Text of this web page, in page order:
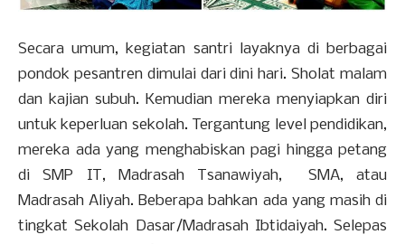
Secara umum, kegiatan santri layaknya di berbagai
pondok pesantren dimulai dari dini hari. Sholat malam
dan kajian subuh. Kemudian mereka menyiapkan diri
untuk keperluan sekolah. Tergantung level pendidikan,
mereka ada yang menghabiskan pagi hingga petang
di SMP IT, Madrasah Tsanawiyah, SMA, atau
Madrasah Aliyah. Beberapa bahkan ada yang masih di
tingkat Sekolah Dasar/Madrasah Ibtidaiyah. Selepas